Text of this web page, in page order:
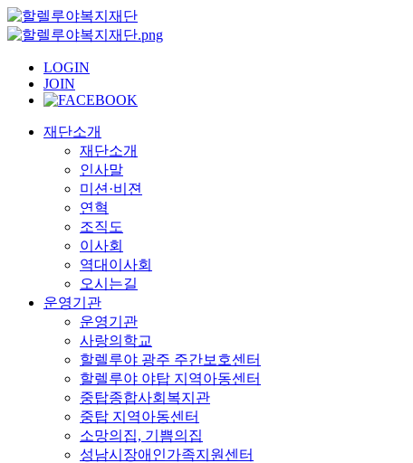
LOGIN
JOIN
재단소개
재단소개
인사말
미션·비젼
연혁
조직도
이사회
역대이사회
오시는길
운영기관
운영기관
사랑의학교
할렐루야 광주 주간보호센터
할렐루야 야탑 지역아동센터
중탑종합사회복지관
중탑 지역아동센터
소망의집, 기쁨의집
성남시장애인가족지원센터